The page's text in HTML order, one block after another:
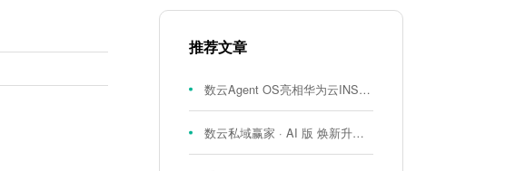
推荐文章
数云Agent OS亮相华为云INSPIRE创想者大会：以AI重构消费者运营与零售营销新范式
数云私域赢家 · AI 版 焕新升级！